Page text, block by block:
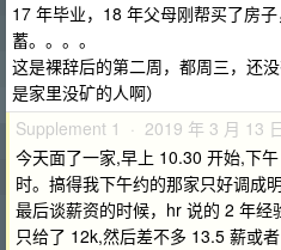
17 年毕业，18 年父母刚帮买了房
蓄。。。。
这是裸辞后的第二周，都周三，还
是家里没矿的人啊）
Supplement 1 · 2019 年 3 月 13
今天面了一家,早上 10.30 开始,下
时。搞得我下午约的那家只好调成
最后谈薪资的时候，hr 说的 2 年
只给了 12k,然后差不多 13.5 薪或者